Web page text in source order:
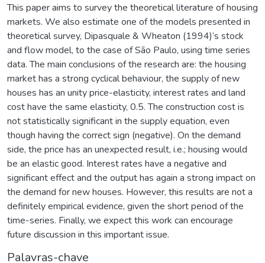
This paper aims to survey the theoretical literature of housing
markets. We also estimate one of the models presented in
theoretical survey, Dipasquale & Wheaton (1994)’s stock
and flow model, to the case of São Paulo, using time series
data. The main conclusions of the research are: the housing
market has a strong cyclical behaviour, the supply of new
houses has an unity price-elasticity, interest rates and land
cost have the same elasticity, 0.5. The construction cost is
not statistically significant in the supply equation, even
though having the correct sign (negative). On the demand
side, the price has an unexpected result, i.e.; housing would
be an elastic good. Interest rates have a negative and
significant effect and the output has again a strong impact on
the demand for new houses. However, this results are not a
definitely empirical evidence, given the short period of the
time-series. Finally, we expect this work can encourage
future discussion in this important issue.
Palavras-chave